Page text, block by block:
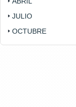
JULIO
OCTUBRE